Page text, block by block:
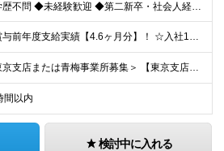
◆学歴不問 ◆未経験歓迎 ◆第二新卒・社会人経験の浅い方も歓迎 日本語でのビジネス文書作成・電話対応が 支障なく行える方であれば大丈夫です◎ ＼IT知識ゼロからスタートOK／ 応募に専門スキルや資
☆賞与前年度支給実績【4.6ヶ月分】！ ☆入社1年目から【年収400万円】可！ 月給23万5,000円～30万5,000円＋諸手当＋賞与年2回 ※経験・スキルを考慮して決定します。 ※上記には一律
＜東京支店または青梅事業所募集＞ 【東京支店】 東京都千代田区神田東松下町41-1 H1O神田 【青梅事業所】 東京都江東区青海3-2-17 ワールド流通センター内504号室 ※勤務先はご希望を
間以内
検討中に入れる